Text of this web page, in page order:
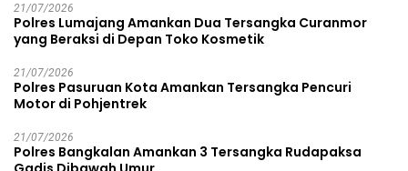
21/07/2026
Polres Lumajang Amankan Dua Tersangka Curanmor
yang Beraksi di Depan Toko Kosmetik
21/07/2026
Polres Pasuruan Kota Amankan Tersangka Pencuri
Motor di Pohjentrek
21/07/2026
Polres Bangkalan Amankan 3 Tersangka Rudapaksa